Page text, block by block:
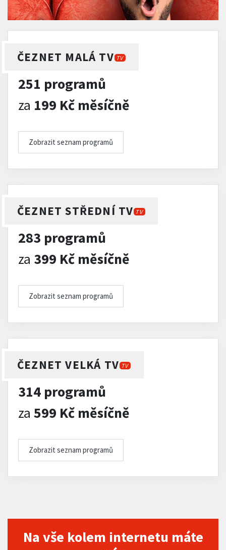
ČEZNET MALÁ TV TV
251 programů
za 199 Kč měsíčně
Zobrazit seznam programů
ČEZNET STŘEDNÍ TV TV
283 programů
za 399 Kč měsíčně
Zobrazit seznam programů
ČEZNET VELKÁ TV TV
314 programů
za 599 Kč měsíčně
Zobrazit seznam programů
Na vše kolem internetu máte